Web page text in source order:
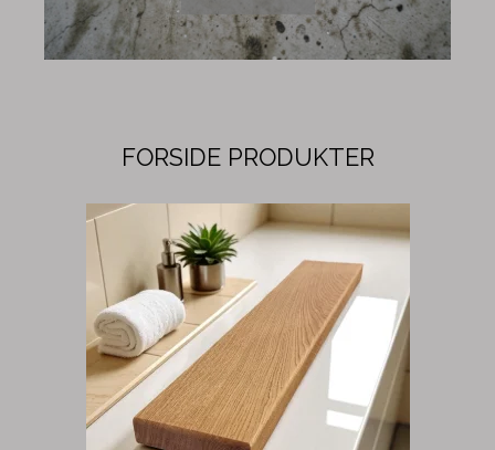
FORSIDE PRODUKTER